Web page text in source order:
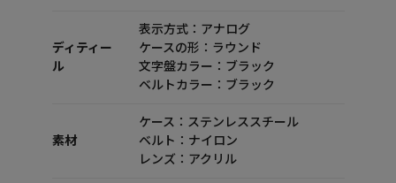
ディティー
ル
表示方式：アナログ
ケースの形：ラウンド
文字盤カラー：ブラック
ベルトカラー：ブラック
素材
ケース：ステンレススチール
ベルト：ナイロン
レンズ：アクリル